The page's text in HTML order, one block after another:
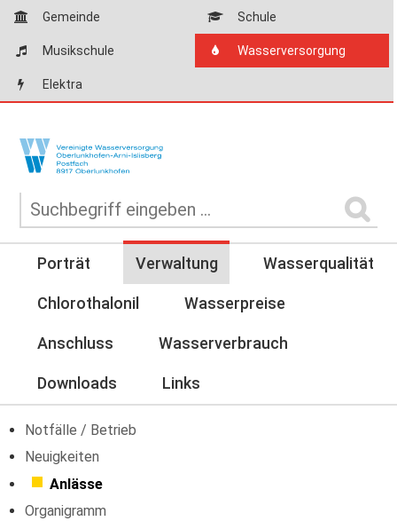
Gemeinde Schule
Musikschule Wasserversorgung
Elektra
Porträt Verwaltung Wasserqualität
Chlorothalonil Wasserpreise
Anschluss Wasserverbrauch
Downloads Links
Notfälle / Betrieb
Neuigkeiten
Anlässe
Organigramm